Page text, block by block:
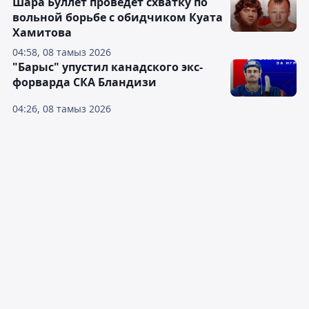
04:58, 08 тамыз 2026
вольной борьбе с обидчиком Куата
Хамитова
04:26, 08 тамыз 2026
"Барыс" упустил канадского экс-
форварда СКА Бландизи